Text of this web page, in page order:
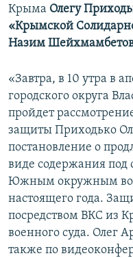
Крыма Олегу
«Крымской
Назим
«Завтра, в 10 утра в
городского округа
пройдет
защиты Приходько
постановление о
виде содержания под
Южным окружным
настоящего года.
посредством ВКС из
военного суда. Олег
также по